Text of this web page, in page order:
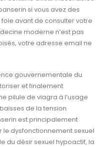
si vous avez des
avant de consulter votre
moderne n’est pas
votre adresse email ne
gouvernementale du
et finalement
pilule de viagra à l’usage
de la tension
est principalement
le dysfonctionnement sexuel
du désir sexuel hypoactif, la